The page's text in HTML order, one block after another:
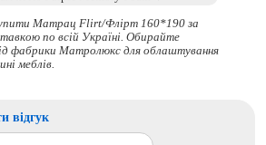
Матрац Flirt/Флірт 160*190 за
по всій Україні. Обирайте
фабрики Матролюкс для облаштування
меблів.
відгук